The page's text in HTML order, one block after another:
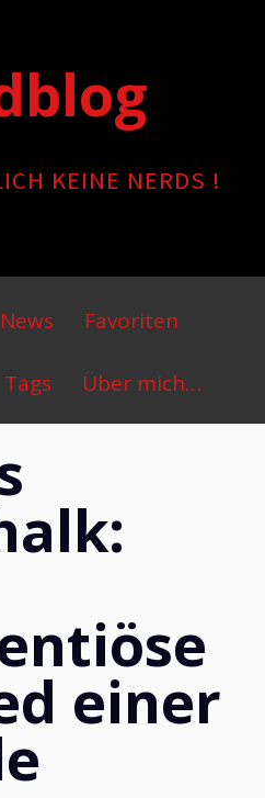
KEINE NERDS !
News Favoriten
Tags Über mich…
einer